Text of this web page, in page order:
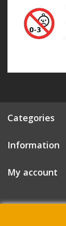
Categories
Information
My account